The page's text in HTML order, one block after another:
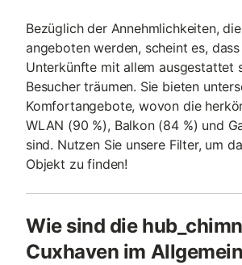
Bezüglich der Annehmlichkeiten,
angeboten werden, scheint es,
Unterkünfte mit allem ausgestattet
Besucher träumen. Sie bieten
Komfortangebote, wovon die
WLAN (90 %), Balkon (84 %) und
sind. Nutzen Sie unsere Filter, um
Objekt zu finden!
Wie sind die
Cuxhaven im